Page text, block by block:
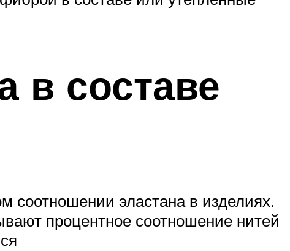
в составе
эластана в изделиях.
процентное соотношение нитей